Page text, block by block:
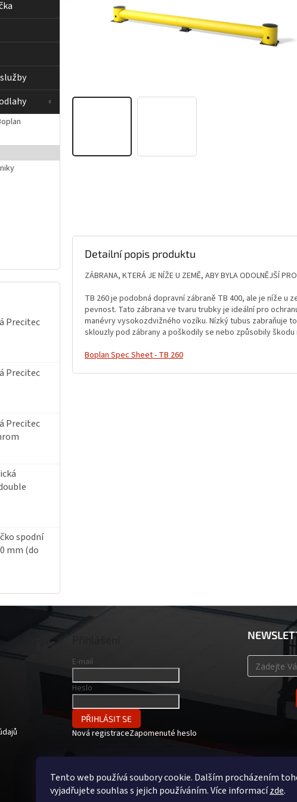
Tento web používá soubory cookie. Dalším procházením
vyjadřujete souhlas s jejich používáním. Více informacízde.
Precitec
Precitec
Precitec
spodní
mm (do
Detailní popis produktu
ZÁBRANA, KTERÁ JE NÍŽE U ZEMĚ, ABY BYLA ODOLNĚJŠÍ
TB 260 je podobná dopravní zábraně TB 400, ale je níže u
pevnost. Tato zábrana ve tvaru trubky je ideální pro
manévry vysokozdvižného vozíku. Nízký tubus zabraňuje
sklouzly pod zábrany a poškodily se nebo způsobily škodu
Boplan Spec Sheet - TB 260
E-mail
Heslo
PŘIHLÁSIT SE
Nová registraceZapomenuté heslo